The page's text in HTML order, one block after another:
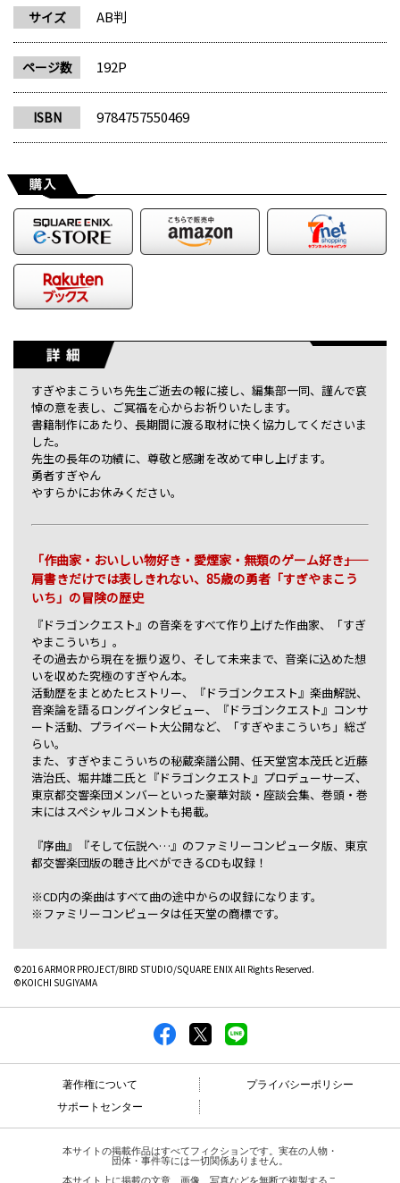
サイズ AB判
ページ数 192P
ISBN 9784757550469
すぎやまこういち先生ご逝去の報に接し、編集部一同、謹んで哀
悼の意を表し、ご冥福を心からお祈りいたします。
書籍制作にあたり、長期間に渡る取材に快く協力してくださいま
した。
先生の長年の功績に、尊敬と感謝を改めて申し上げます。
勇者すぎやん
やすらかにお休みください。
「作曲家・おいしい物好き・愛煙家・無類のゲーム好き――」
肩書きだけでは表しきれない、85歳の勇者「すぎやまこう
いち」の冒険の歴史
『ドラゴンクエスト』の音楽をすべて作り上げた作曲家、「すぎ
やまこういち」。
その過去から現在を振り返り、そして未来まで、音楽に込めた想
いを収めた究極のすぎやん本。
活動歴をまとめたヒストリー、『ドラゴンクエスト』楽曲解説、
音楽論を語るロングインタビュー、『ドラゴンクエスト』コンサ
ート活動、プライベート大公開など、「すぎやまこういち」総ざ
らい。
また、すぎやまこういちの秘蔵楽譜公開、任天堂宮本茂氏と近藤
浩治氏、堀井雄二氏と『ドラゴンクエスト』プロデューサーズ、
東京都交響楽団メンバーといった豪華対談・座談会集、巻頭・巻
末にはスペシャルコメントも掲載。
『序曲』『そして伝説へ…』のファミリーコンピュータ版、東京
都交響楽団版の聴き比べができるCDも収録！
※CD内の楽曲はすべて曲の途中からの収録になります。
※ファミリーコンピュータは任天堂の商標です。
©2016 ARMOR PROJECT/BIRD STUDIO/SQUARE ENIX All Rights Reserved.
©KOICHI SUGIYAMA
著作権について
プライバシーポリシー
サポートセンター
本サイトの掲載作品はすべてフィクションです。実在の人物・
団体・事件等には一切関係ありません。
本サイト上に掲載の文章、画像、写真などを無断で複製するこ